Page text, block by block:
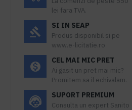
lei fara TVA.
SI IN SEAP
Produs disponibil si pe
www.e-licitatie.ro
CEL MAI MIC PRET
Ai gasit un pret mai mic?
Promitem sa il echivalam.
SUPORT PREMIUM
Consulta un expert Sanito